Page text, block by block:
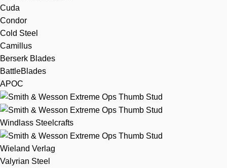
Cuda
Condor
Cold Steel
Camillus
Berserk Blades
BattleBlades
APOC
Windlass Steelcrafts
Wieland Verlag
Valyrian Steel